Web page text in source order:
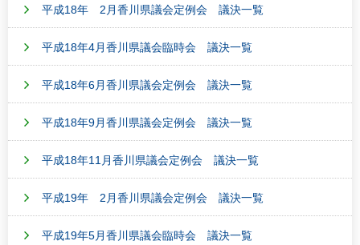
平成18年 2月香川県議会定例会 議決一覧
平成18年4月香川県議会臨時会 議決一覧
平成18年6月香川県議会定例会 議決一覧
平成18年9月香川県議会定例会 議決一覧
平成18年11月香川県議会定例会 議決一覧
平成19年 2月香川県議会定例会 議決一覧
平成19年5月香川県議会臨時会 議決一覧